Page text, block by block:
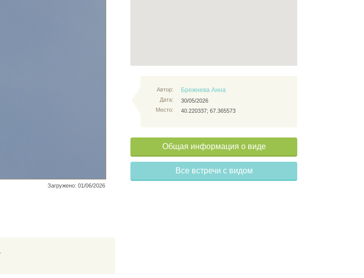
Загружено: 01/06/2026
Автор:
Дата:
Место:
Брежнева Анна
30/05/2026
40.220337; 67.365573
Общая информация о виде
Все встречи с видом